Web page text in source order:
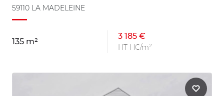
59110 LA MADELEINE
135 m²
3 185 €
HT HC/m²